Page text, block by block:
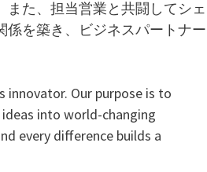
た、担当営業と共闘してシェ
を築き、ビジネスパートナー
innovator. Our purpose is to
into world-changing
every difference builds a